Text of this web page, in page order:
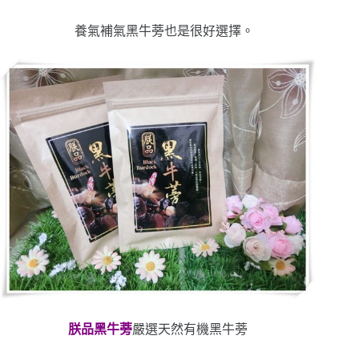
養氣補氣黑牛蒡也是很好選擇 。
朕品黑牛蒡嚴選天然有機黑牛蒡